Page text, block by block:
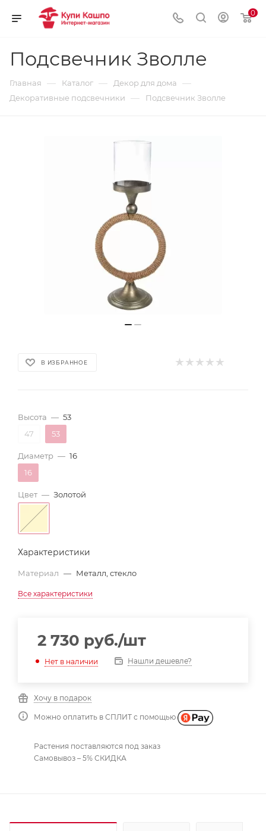
0
Подсвечник Зволле
Главная — Каталог — Декор для дома —
Декоративные подсвечники — Подсвечник Зволле
В ИЗБРАННОЕ
Высота — 53
47
53
Диаметр — 16
16
Цвет — Золотой
Характеристики
Материал — Металл, стекло
Все характеристики
2 730 руб./шт
Нет в наличии Нашли дешевле?
Хочу в подарок
Можно оплатить в СПЛИТ с помощью
Растения поставляются под заказ
Самовывоз – 5% СКИДКА